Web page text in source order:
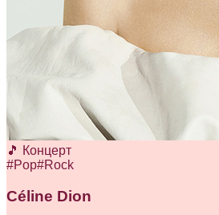
🎵 Концерт
#Pop#Rock
Céline Dion